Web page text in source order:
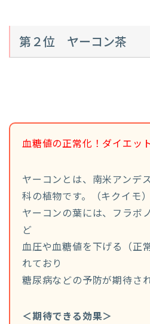
第２位 ヤーコン茶
血糖値の正常化！ダイエッ
ヤーコンとは、南米アンデ
科の植物です。（キクイモ）
ヤーコンの葉には、フラボ
ど
血圧や血糖値を下げる（正
れており
糖尿病などの予防が期待さ
＜期待できる効果＞